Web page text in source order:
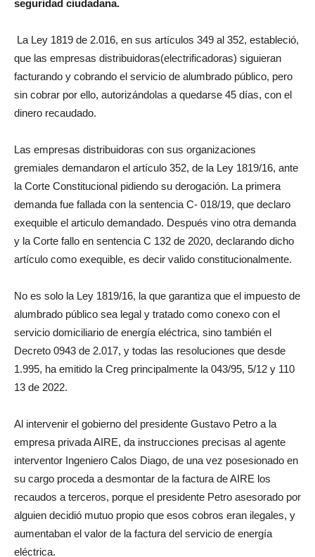
seguridad ciudadana.
La Ley 1819 de 2.016, en sus artículos 349 al 352, estableció,
que las empresas distribuidoras(electrificadoras) siguieran
facturando y cobrando el servicio de alumbrado público, pero
sin cobrar por ello, autorizándolas a quedarse 45 días, con el
dinero recaudado.
Las empresas distribuidoras con sus organizaciones
gremiales demandaron el artículo 352, de la Ley 1819/16, ante
la Corte Constitucional pidiendo su derogación. La primera
demanda fue fallada con la sentencia C- 018/19, que declaro
exequible el articulo demandado. Después vino otra demanda
y la Corte fallo en sentencia C 132 de 2020, declarando dicho
artículo como exequible, es decir valido constitucionalmente.
No es solo la Ley 1819/16, la que garantiza que el impuesto de
alumbrado público sea legal y tratado como conexo con el
servicio domiciliario de energía eléctrica, sino también el
Decreto 0943 de 2.017, y todas las resoluciones que desde
1.995, ha emitido la Creg principalmente la 043/95, 5/12 y 110
13 de 2022.
Al intervenir el gobierno del presidente Gustavo Petro a la
empresa privada AIRE, da instrucciones precisas al agente
interventor Ingeniero Calos Diago, de una vez posesionado en
su cargo proceda a desmontar de la factura de AIRE los
recaudos a terceros, porque el presidente Petro asesorado por
alguien decidió mutuo propio que esos cobros eran ilegales, y
aumentaban el valor de la factura del servicio de energía
eléctrica.